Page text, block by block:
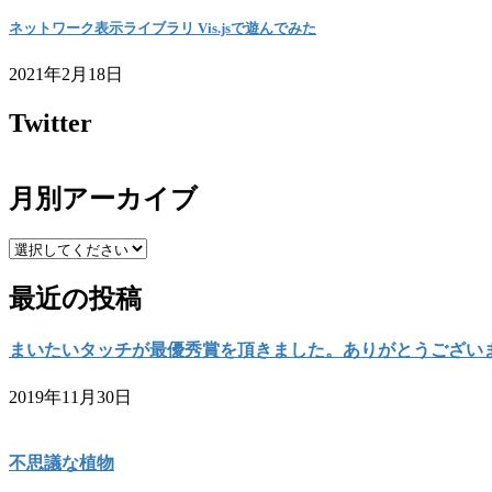
ネットワーク表示ライブラリ Vis.jsで遊んでみた
2021年2月18日
Twitter
月別アーカイブ
最近の投稿
まいたいタッチが最優秀賞を頂きました。ありがとうござい
2019年11月30日
不思議な植物